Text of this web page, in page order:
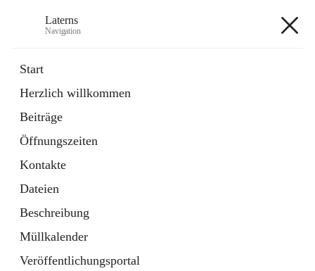
Laterns
Navigation
Start
Herzlich willkommen
Beiträge
Öffnungszeiten
Kontakte
Dateien
Beschreibung
Müllkalender
Veröffentlichungsportal
11 Schnellzugriffe
Soziales
1 Schnellzugriff